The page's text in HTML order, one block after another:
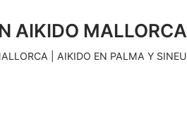
AIKIDO MALLORCA
| AIKIDO EN PALMA Y SINEU